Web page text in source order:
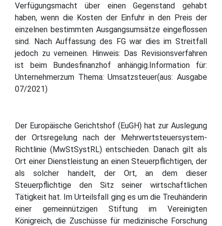
Verfügungsmacht über einen Gegenstand gehabt
haben, wenn die Kosten der Einfuhr in den Preis der
einzelnen bestimmten Ausgangsumsätze eingeflossen
sind. Nach Auffassung des FG war dies im Streitfall
jedoch zu verneinen. Hinweis: Das Revisionsverfahren
ist beim Bundesfinanzhof anhängig.Information für:
Unternehmerzum Thema: Umsatzsteuer(aus: Ausgabe
07/2021)
Der Europäische Gerichtshof (EuGH) hat zur Auslegung
der Ortsregelung nach der Mehrwertsteuersystem-
Richtlinie (MwStSystRL) entschieden. Danach gilt als
Ort einer Dienstleistung an einen Steuerpflichtigen, der
als solcher handelt, der Ort, an dem dieser
Steuerpflichtige den Sitz seiner wirtschaftlichen
Tätigkeit hat. Im Urteilsfall ging es um die Treuhänderin
einer gemeinnützigen Stiftung im Vereinigten
Königreich, die Zuschüsse für medizinische Forschung